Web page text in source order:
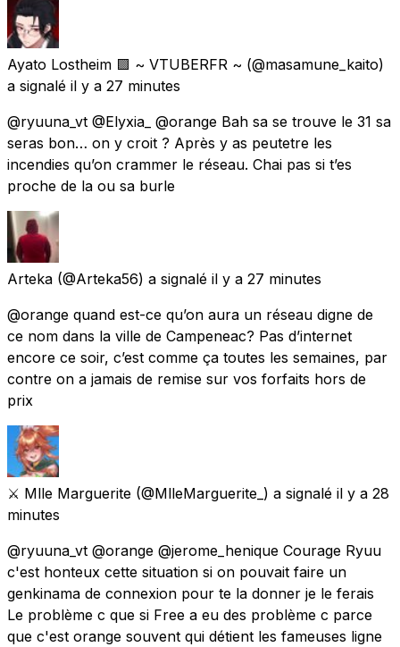
Ayato Lostheim 🟪 ~ VTUBERFR ~ (@masamune_kaito)
a signalé il y a 27 minutes
@ryuuna_vt @Elyxia_ @orange Bah sa se trouve le 31 sa
seras bon… on y croit ? Après y as peutetre les
incendies qu’on crammer le réseau. Chai pas si t’es
proche de la ou sa burle
Arteka (@Arteka56) a signalé il y a 27 minutes
@orange quand est-ce qu’on aura un réseau digne de
ce nom dans la ville de Campeneac? Pas d’internet
encore ce soir, c’est comme ça toutes les semaines, par
contre on a jamais de remise sur vos forfaits hors de
prix
⚔️ Mlle Marguerite (@MlleMarguerite_) a signalé il y a 28
minutes
@ryuuna_vt @orange @jerome_henique Courage Ryuu
c'est honteux cette situation si on pouvait faire un
genkinama de connexion pour te la donner je le ferais
Le problème c que si Free a eu des problème c parce
que c'est orange souvent qui détient les fameuses ligne